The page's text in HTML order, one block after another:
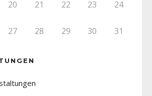
20 21 22 23 24
27 28 29 30 31